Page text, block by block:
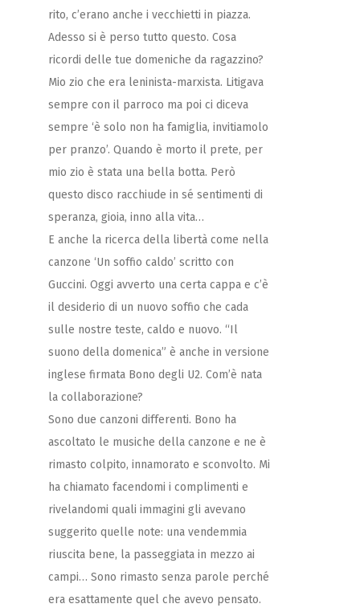
rito, c’erano anche i vecchietti in piazza.
Adesso si è perso tutto questo. Cosa
ricordi delle tue domeniche da ragazzino?
Mio zio che era leninista-marxista. Litigava
sempre con il parroco ma poi ci diceva
sempre ‘è solo non ha famiglia, invitiamolo
per pranzo’. Quando è morto il prete, per
mio zio è stata una bella botta. Però
questo disco racchiude in sé sentimenti di
speranza, gioia, inno alla vita…
E anche la ricerca della libertà come nella
canzone ‘Un soffio caldo’ scritto con
Guccini. Oggi avverto una certa cappa e c’è
il desiderio di un nuovo soffio che cada
sulle nostre teste, caldo e nuovo. “Il
suono della domenica” è anche in versione
inglese firmata Bono degli U2. Com’è nata
la collaborazione?
Sono due canzoni differenti. Bono ha
ascoltato le musiche della canzone e ne è
rimasto colpito, innamorato e sconvolto. Mi
ha chiamato facendomi i complimenti e
rivelandomi quali immagini gli avevano
suggerito quelle note: una vendemmia
riuscita bene, la passeggiata in mezzo ai
campi… Sono rimasto senza parole perché
era esattamente quel che avevo pensato.